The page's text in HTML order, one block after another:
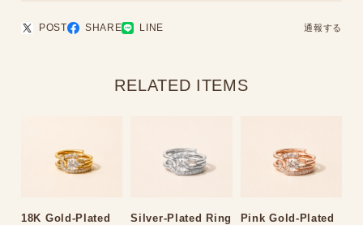
POST SHARE LINE 通報する
RELATED ITEMS
18K Gold-Plated
Silver-Plated Ring
Pink Gold-Plated